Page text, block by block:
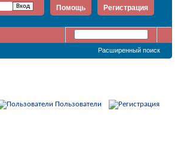
Регистрация
Помощь
Расширенный поиск
Пользователи